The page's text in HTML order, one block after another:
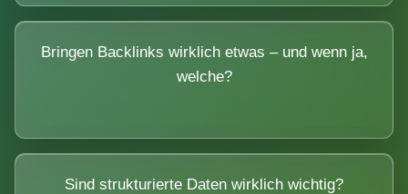
Bringen Backlinks wirklich etwas – und wenn ja,
welche?
Sind strukturierte Daten wirklich wichtig?